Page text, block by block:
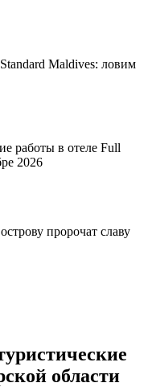
Maldives: ловим
работы в отеле Full
2026
пророчат славу
области